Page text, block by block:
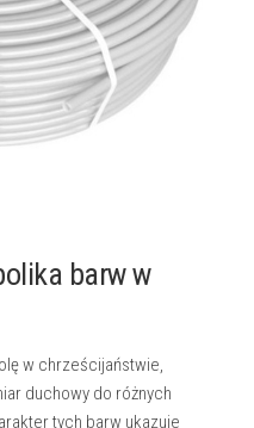
barw⁤ w
w⁢ chrześcijaństwie,
duchowy⁣ do różnych
tych barw ukazuje